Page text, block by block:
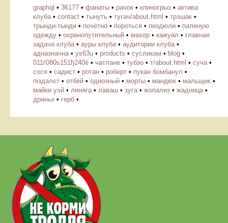
graphql • 36177 • фанаты • рачок • кпиногрыз • актива
клуба • contact • тынуть • тугач/about.html • трэшак •
трынди-тынди • почётно • пороться • пиздюли • паленую
одежду • охренопутительный • махор • кажуал • главная
задача клуба • ауры клуба • аудитории клуба •
адназначна • ys63u • products • cусликам • blog •
011ѓ080ѕ151ђ240ё • чатлане • тубзо • т/about.html • суча •
сося • садист • ротан • роберт • пукан бомбанул •
піздалєт • отбей • одиозный • морты • мандюк • мальщик •
майки уэй • линяга • лаваш • зуга • жопализ • жадница •
дриньк • герб •